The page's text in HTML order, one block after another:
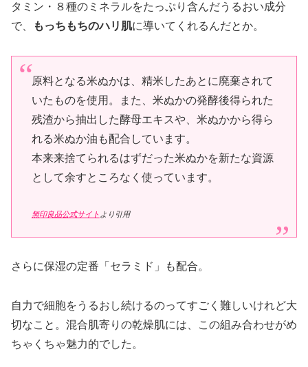
タミン・８種のミネラルをたっぷり含んだうるおい成分
で、
もっちもちのハリ肌に導いてくれるんだとか。
原料となる米ぬかは、精米したあとに廃棄されて
いたものを使用。また、米ぬかの発酵後得られた
残渣から抽出した酵母エキスや、米ぬかから得ら
れる米ぬか油も配合しています。
本来来捨てられるはずだった米ぬかを新たな資源
として余すところなく使っています。
無印良品公式サイト より引用
さらに保湿の定番「セラミド」も配合。
自力で細胞をうるおし続けるのってすごく難しいけれど大
切なこと。混合肌寄りの乾燥肌には、この組み合わせがめ
ちゃくちゃ魅力的でした。